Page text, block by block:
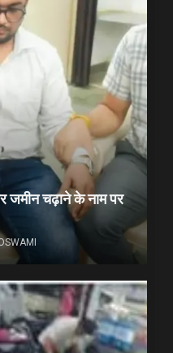
जमीन चढ़ाने के नाम पर